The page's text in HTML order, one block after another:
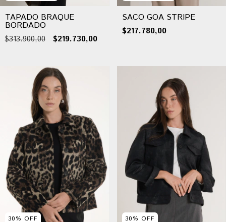
TAPADO BRAQUE
BORDADO
$313.900,00 $219.730,00
SACO GOA STRIPE
$217.780,00
30% OFF 30% OFF